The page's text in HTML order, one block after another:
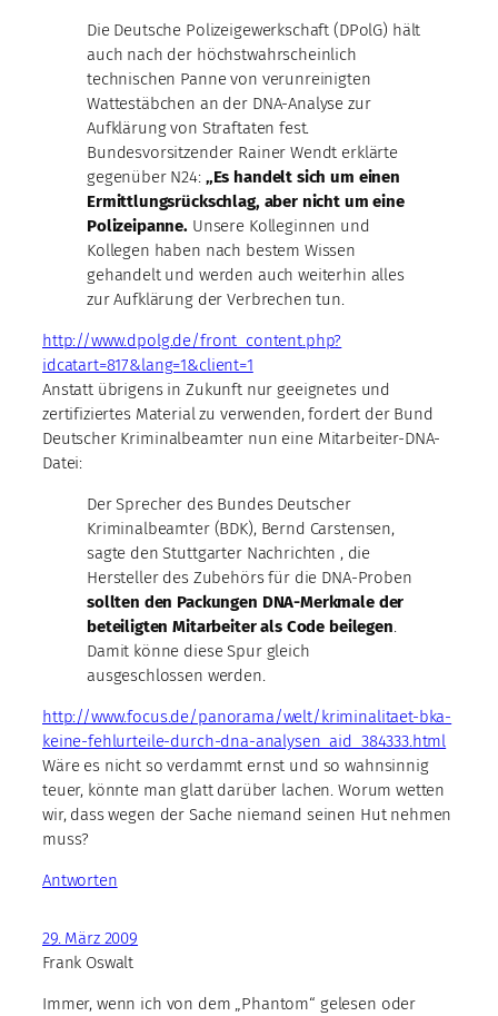
Die Deutsche Polizeigewerkschaft (DPolG) hält
auch nach der höchstwahrscheinlich
technischen Panne von verunreinigten
Wattestäbchen an der DNA-Analyse zur
Aufklärung von Straftaten fest.
Bundesvorsitzender Rainer Wendt erklärte
gegenüber N24: „Es handelt sich um einen
Ermittlungsrückschlag, aber nicht um eine
Polizeipanne. Unsere Kolleginnen und
Kollegen haben nach bestem Wissen
gehandelt und werden auch weiterhin alles
zur Aufklärung der Verbrechen tun.
http://www.dpolg.de/front_content.php?
idcatart=817&lang=1&client=1
Anstatt übrigens in Zukunft nur geeignetes und
zertifiziertes Material zu verwenden, fordert der Bund
Deutscher Kriminalbeamter nun eine Mitarbeiter-DNA-
Datei:
Der Sprecher des Bundes Deutscher
Kriminalbeamter (BDK), Bernd Carstensen,
sagte den Stuttgarter Nachrichten , die
Hersteller des Zubehörs für die DNA-Proben
sollten den Packungen DNA-Merkmale der
beteiligten Mitarbeiter als Code beilegen.
Damit könne diese Spur gleich
ausgeschlossen werden.
http://www.focus.de/panorama/welt/kriminalitaet-bka-
keine-fehlurteile-durch-dna-analysen_aid_384333.html
Wäre es nicht so verdammt ernst und so wahnsinnig
teuer, könnte man glatt darüber lachen. Worum wetten
wir, dass wegen der Sache niemand seinen Hut nehmen
muss?
Antworten
29. März 2009
Frank Oswalt
Immer, wenn ich von dem „Phantom“ gelesen oder